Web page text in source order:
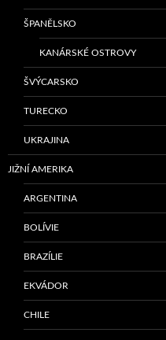
ŠPANĚLSKO
KANÁRSKÉ OSTROVY
ŠVÝCARSKO
TURECKO
UKRAJINA
JIŽNÍ AMERIKA
ARGENTINA
BOLÍVIE
BRAZÍLIE
EKVÁDOR
CHILE